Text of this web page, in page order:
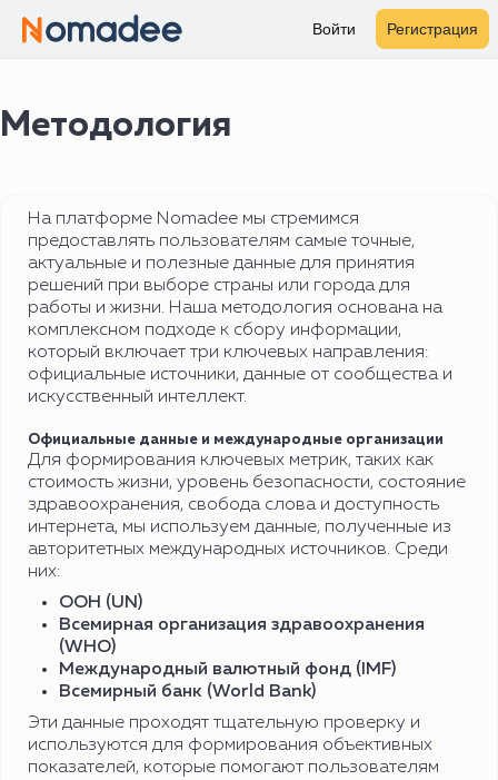
Войти Регистрация
Методология
На платформе Nomadee мы стремимся
предоставлять пользователям самые точные,
актуальные и полезные данные для принятия
решений при выборе страны или города для
работы и жизни. Наша методология основана на
комплексном подходе к сбору информации,
который включает три ключевых направления:
официальные источники, данные от сообщества и
искусственный интеллект.
Официальные данные и международные организации
Для формирования ключевых метрик, таких как
стоимость жизни, уровень безопасности, состояние
здравоохранения, свобода слова и доступность
интернета, мы используем данные, полученные из
авторитетных международных источников. Среди
них:
ООН (UN)
Всемирная организация здравоохранения
(WHO)
Международный валютный фонд (IMF)
Всемирный банк (World Bank)
Эти данные проходят тщательную проверку и
используются для формирования объективных
показателей, которые помогают пользователям